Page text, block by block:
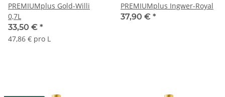
PREMIUMplus Gold-Willi
0,7L
33,50 € *
47,86 € pro L
PREMIUMplus Ingwer-Royal
37,90 € *